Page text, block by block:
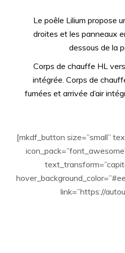
Le poêle Lilium propose
droites et les panneaux
dessous de la
Corps de chauffe HL
intégrée. Corps de
fumées et arrivée d’air
[mkdf_button size=”small”
link=”https://